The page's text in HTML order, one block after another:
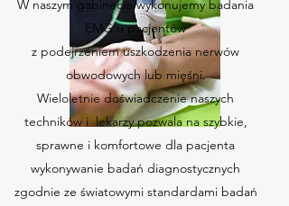
W naszym gabinecie wykonujemy badania
EMG u pacjentów
z podejrzeniem uszkodzenia nerwów
obwodowych lub mięśni.
Wieloletnie doświadczenie naszych
techników i lekarzy pozwala na szybkie,
sprawne i komfortowe dla pacjenta
wykonywanie badań diagnostycznych
zgodnie ze światowymi standardami badań